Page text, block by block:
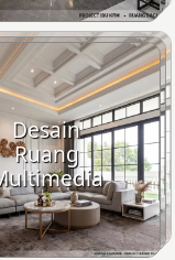
Desain
Ruang